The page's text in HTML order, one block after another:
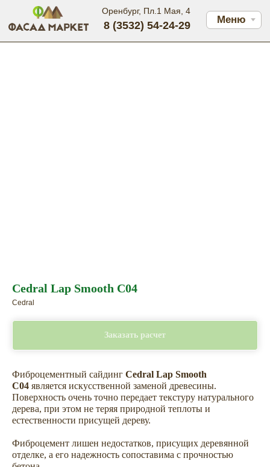
Меню
Оренбург, Пл.1 Мая, 4
8 (3532) 54-24-29
Cedral Lap Smooth C04
Cedral
Заказать расчет
Фиброцементный сайдинг Cedral Lap Smooth
C04 является искусственной заменой древесины.
Поверхность очень точно передает текстуру натурального
дерева, при этом не теряя природной теплоты и
естественности присущей дереву.
Фиброцемент лишен недостатков, присущих деревянной
отделке, а его надежность сопоставима с прочностью